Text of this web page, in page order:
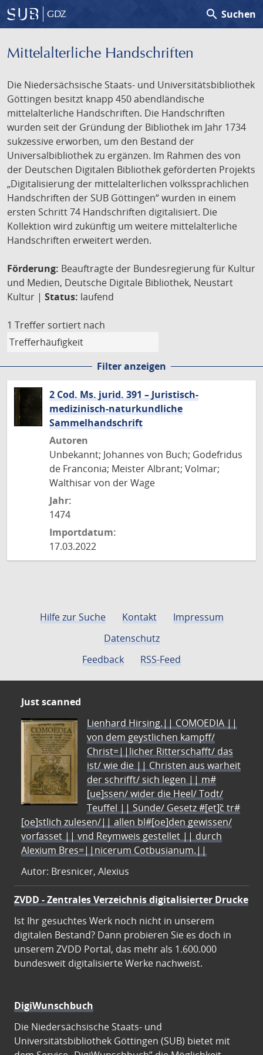
GDZ search Suchen
Mittelalterliche Handschriften
Die Niedersächsische Staats- und Universitätsbibliothek
Göttingen besitzt knapp 450 abendländische
mittelalterliche Handschriften. Die Handschriften
wurden seit der Gründung der Bibliothek im Jahr 1734
sukzessive erworben, um den Bestand der
Universalbibliothek zu ergänzen. Im Rahmen des von
der Deutschen Digitalen Bibliothek geförderten Projekts
„Digitalisierung der mittelalterlichen volkssprachlichen
Handschriften der SUB Göttingen“ wurden in einem
ersten Schritt 74 Handschriften digitalisiert. Die
Kollektion wird zukünftig um weitere mittelalterliche
Handschriften erweitert werden.
Förderung: Beauftragte der Bundesregierung für Kultur
und Medien, Deutsche Digitale Bibliothek, Neustart
Kultur | Status: laufend
1 Treffer sortiert nach
Filter anzeigen
2 Cod. Ms. jurid. 391 – Juristisch-
medizinisch-naturkundliche
Sammelhandschrift
Autoren
Unbekannt; Johannes von Buch; Godefridus
de Franconia; Meister Albrant; Volmar;
Walthisar von der Wage
Jahr:
1474
Importdatum:
17.03.2022
Hilfe zur Suche Kontakt
Impressum
Datenschutz
Feedback
RSS-Feed
Just scanned
Lienhard Hirsing.|| COMOEDIA ||
von dem geystlichen kampff/
Christ=||licher Ritterschafft/ das
ist/ wie die || Christen aus warheit
der schrifft/ sich legen || m#
[ue]ssen/ wider die Heel/ Todt/
Teuffel || Sünde/ Gesetz #[et]c̃ tr#
[oe]stlich zulesen/|| allen bl#[oe]den gewissen/
vorfasset || vnd Reymweis gestellet || durch
Alexium Bres=||nicerum Cotbusianum.||
Autor: Bresnicer, Alexius
ZVDD - Zentrales Verzeichnis digitalisierter Drucke
Ist Ihr gesuchtes Werk noch nicht in unserem
digitalen Bestand? Dann probieren Sie es doch in
unserem ZVDD Portal, das mehr als 1.600.000
bundesweit digitalisierte Werke nachweist.
DigiWunschbuch
Die Niedersächsische Staats- und
Universitätsbibliothek Göttingen (SUB) bietet mit